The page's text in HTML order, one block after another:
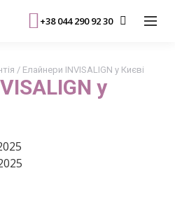
+38 044 290 92 30
у
/ Елайнери INVISALIGN у Києві